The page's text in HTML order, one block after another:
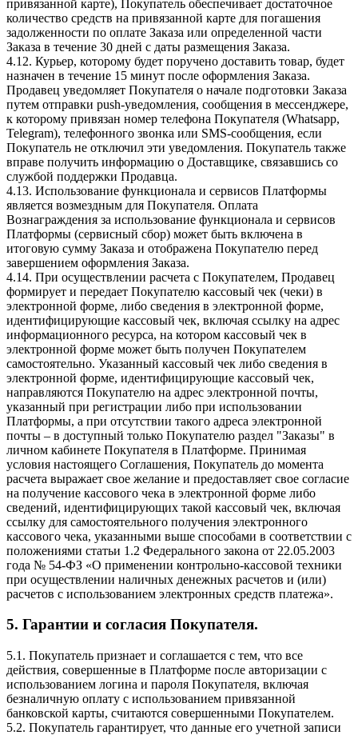
привязанной карте), Покупатель обеспечивает достаточное
количество средств на привязанной карте для погашения
задолженности по оплате Заказа или определенной части
Заказа в течение 30 дней с даты размещения Заказа.
4.12. Курьер, которому будет поручено доставить товар, будет
назначен в течение 15 минут после оформления Заказа.
Продавец уведомляет Покупателя о начале подготовки Заказа
путем отправки push-уведомления, сообщения в мессенджере,
к которому привязан номер телефона Покупателя (Whatsapp,
Telegram), телефонного звонка или SMS-сообщения, если
Покупатель не отключил эти уведомления. Покупатель также
вправе получить информацию о Доставщике, связавшись со
службой поддержки Продавца.
4.13. Использование функционала и сервисов Платформы
является возмездным для Покупателя. Оплата
Вознаграждения за использование функционала и сервисов
Платформы (сервисный сбор) может быть включена в
итоговую сумму Заказа и отображена Покупателю перед
завершением оформления Заказа.
4.14. При осуществлении расчета с Покупателем, Продавец
формирует и передает Покупателю кассовый чек (чеки) в
электронной форме, либо сведения в электронной форме,
идентифицирующие кассовый чек, включая ссылку на адрес
информационного ресурса, на котором кассовый чек в
электронной форме может быть получен Покупателем
самостоятельно. Указанный кассовый чек либо сведения в
электронной форме, идентифицирующие кассовый чек,
направляются Покупателю на адрес электронной почты,
указанный при регистрации либо при использовании
Платформы, а при отсутствии такого адреса электронной
почты – в доступный только Покупателю раздел "Заказы" в
личном кабинете Покупателя в Платформе. Принимая
условия настоящего Соглашения, Покупатель до момента
расчета выражает свое желание и предоставляет свое согласие
на получение кассового чека в электронной форме либо
сведений, идентифицирующих такой кассовый чек, включая
ссылку для самостоятельного получения электронного
кассового чека, указанными выше способами в соответствии с
положениями статьи 1.2 Федерального закона от 22.05.2003
года № 54-ФЗ «О применении контрольно-кассовой техники
при осуществлении наличных денежных расчетов и (или)
расчетов с использованием электронных средств платежа».
5. Гарантии и согласия Покупателя.
5.1. Покупатель признает и соглашается с тем, что все
действия, совершенные в Платформе после авторизации с
использованием логина и пароля Покупателя, включая
безналичную оплату с использованием привязанной
банковской карты, считаются совершенными Покупателем.
5.2. Покупатель гарантирует, что данные его учетной записи